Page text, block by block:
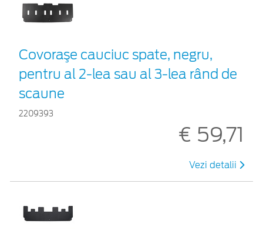
Covoraşe cauciuc spate, negru,
pentru al 2-lea sau al 3-lea rând de
scaune
2209393
€ 59,71
Vezi detalii